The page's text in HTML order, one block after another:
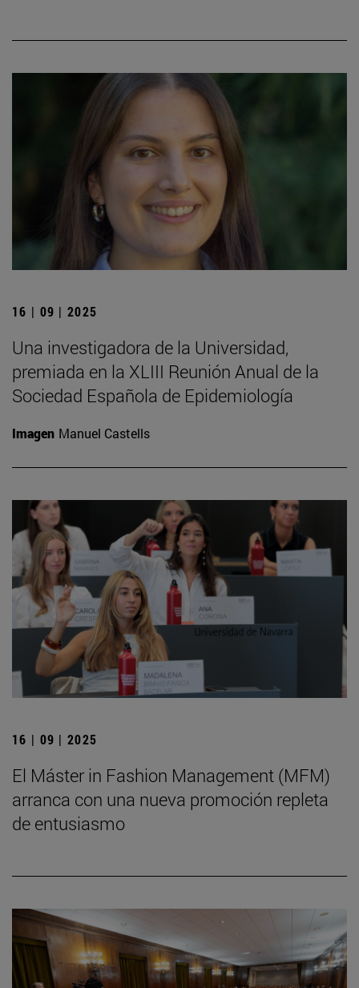
16 | 09 | 2025
Una investigadora de la Universidad,
premiada en la XLIII Reunión Anual de la
Sociedad Española de Epidemiología
Imagen Manuel Castells
16 | 09 | 2025
El Máster in Fashion Management (MFM)
arranca con una nueva promoción repleta
de entusiasmo